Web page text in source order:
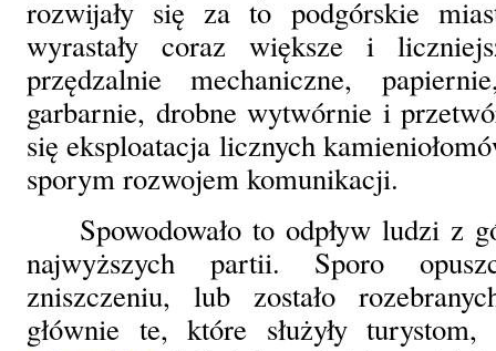
rozwijały się za to podgórskie
wyrastały coraz większe i
przędzalnie mechaniczne,
garbarnie, drobne wytwórnie i
się eksploatacja licznych
sporym rozwojem komunikacji.
Spowodowało to odpływ ludzi z
najwyższych partii. Sporo
zniszczeniu, lub zostało
głównie te, które służyły